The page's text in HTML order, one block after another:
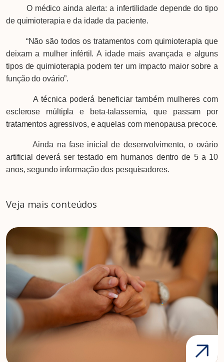
O médico ainda alerta: a infertilidade depende do tipo
de quimioterapia e da idade da paciente.
“Não são todos os tratamentos com quimioterapia que
deixam a mulher infértil. A idade mais avançada e alguns
tipos de quimioterapia podem ter um impacto maior sobre a
função do ovário”.
A técnica poderá beneficiar também mulheres com
esclerose múltipla e beta-talassemia, que passam por
tratamentos agressivos, e aquelas com menopausa precoce.
Ainda na fase inicial de desenvolvimento, o ovário
artificial deverá ser testado em humanos dentro de 5 a 10
anos, segundo informação dos pesquisadores.
Veja mais conteúdos